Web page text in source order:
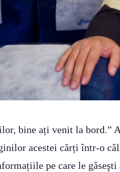
bine ați venit la bord.”
acestei cărți într-o
pe care le găseşti